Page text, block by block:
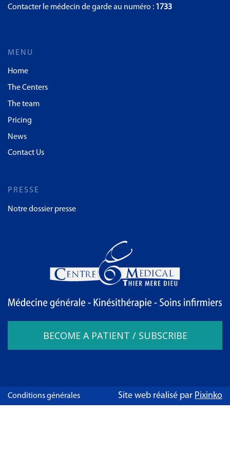
Contacter le médecin de garde au numéro : 1733
MENU
Home
The Centers
The team
Pricing
News
Contact Us
PRESSE
Notre dossier presse
BECOME A PATIENT / SUBSCRIBE
Conditions générales Site web réalisé par Pixinko